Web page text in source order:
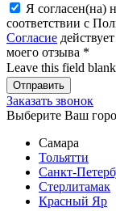
Я согласен(на)
соответствии с
Согласие
моего отзыва *
Leave this field blank
Заказать звонок
Выберите Ваш
Самара
Тольятти
Санкт-
Стерлитамак
Красный Яр